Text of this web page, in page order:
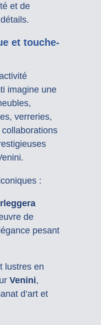
et de
et touche-
imagine une
verreries,
:
de
pesant
lustres en
Venini,
d’art et